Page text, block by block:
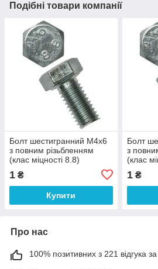
Подібні товари компанії
Болт шестигранний М4х6
з повним різьбленням
(клас міцності 8.8)
1 ₴
Купити
Болт
з
(клас
1₴
Про нас
100% позитивних з 221 відгука за